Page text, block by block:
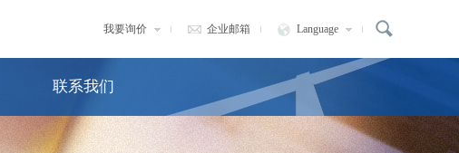
Language
企业邮箱
我要询价
联系我们